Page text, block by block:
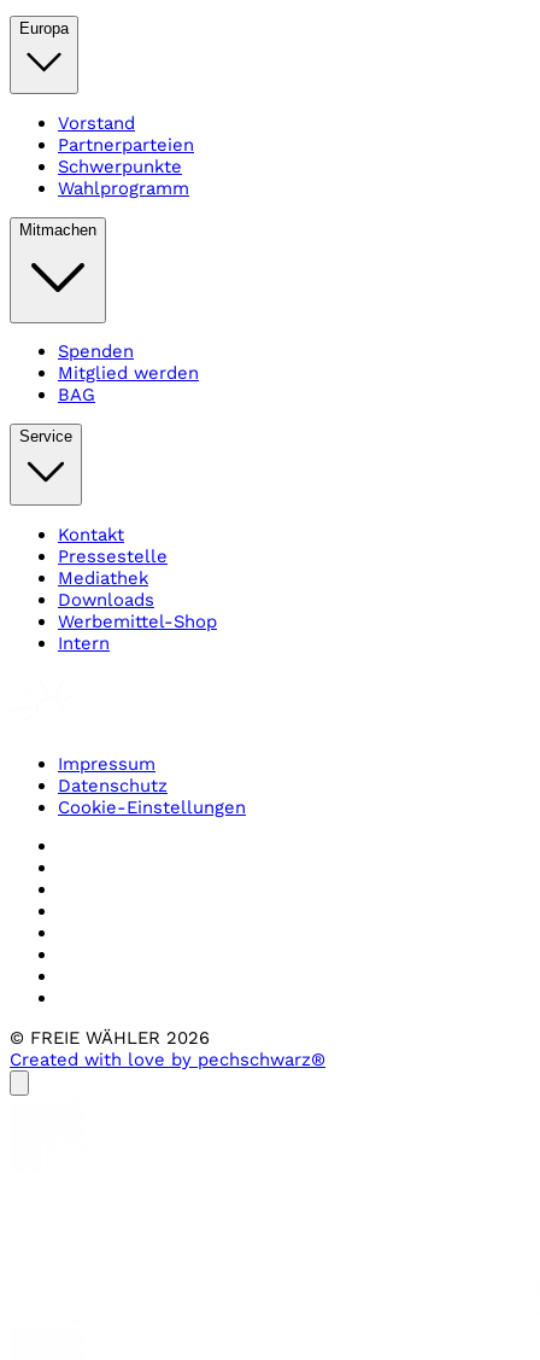
Europa
Vorstand
Partnerparteien
Schwerpunkte
Wahlprogramm
Mitmachen
Spenden
Mitglied werden
BAG
Service
Kontakt
Pressestelle
Mediathek
Downloads
Werbemittel-Shop
Intern
Impressum
Datenschutz
Cookie-Einstellungen
© FREIE WÄHLER 2026
Created with love by pechschwarz®